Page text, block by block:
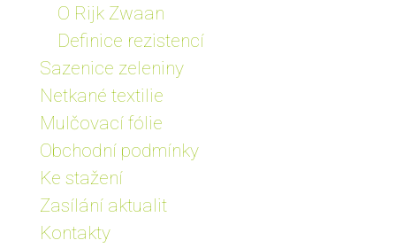
O Rijk Zwaan
Definice rezistencí
Sazenice zeleniny
Netkané textilie
Mulčovací fólie
Obchodní podmínky
Ke stažení
Zasílání aktualit
Kontakty